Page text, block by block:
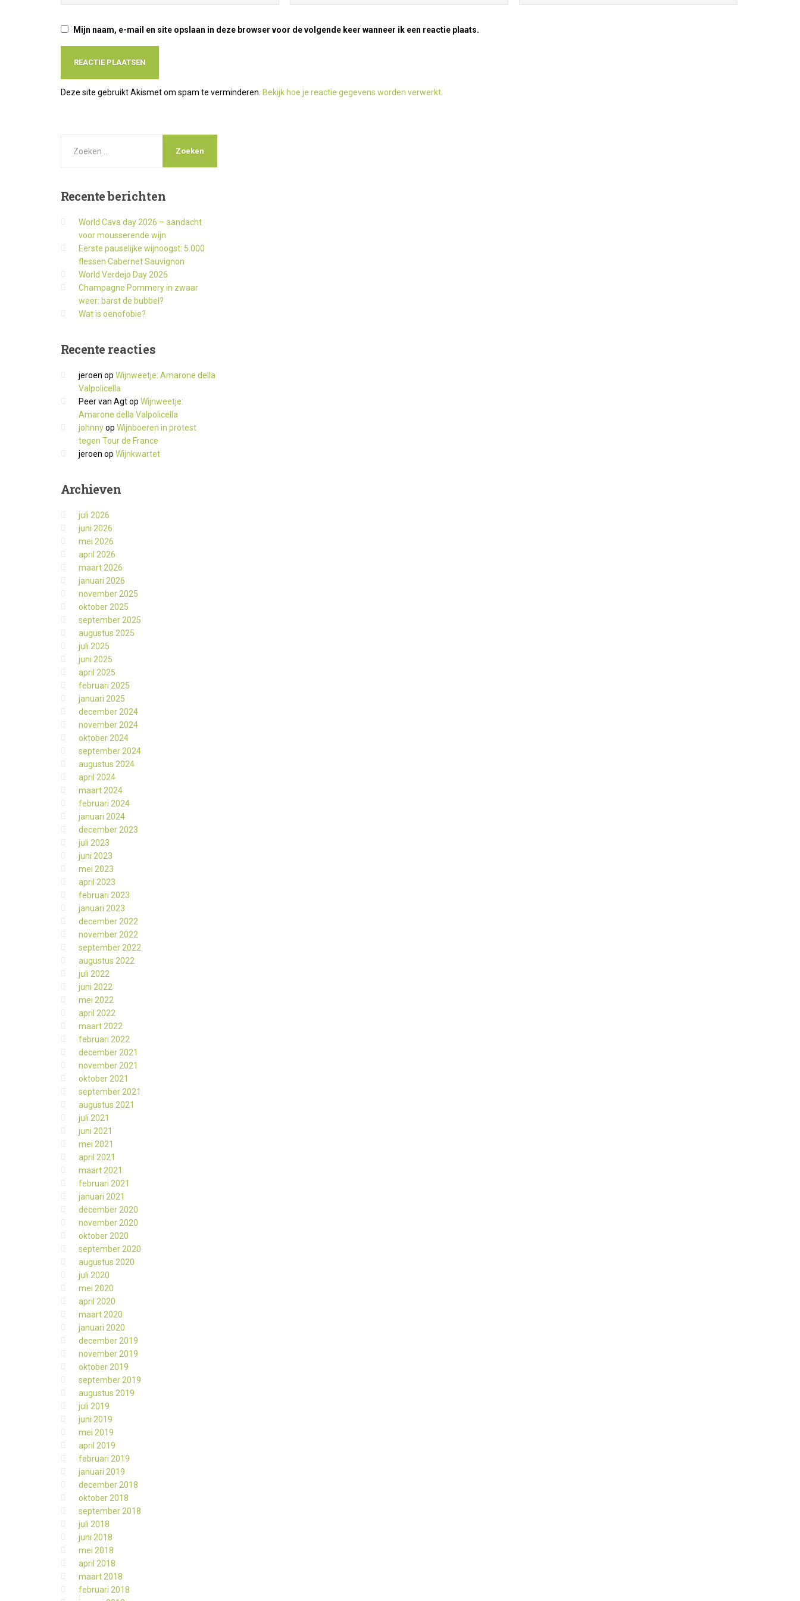
Mijn naam, e-mail en site opslaan in deze browser voor de volgende keer wanneer ik een reactie plaats.
Deze site gebruikt Akismet om spam te verminderen. Bekijk hoe je reactie gegevens worden verwerkt
Recenteberichten
World Cava day 2026 – aandacht
voor mousserende wijn
Eerste pauselijke wijnoogst: 5.000
flessen Cabernet Sauvignon
World Verdejo Day 2026
Champagne Pommery in zwaar
weer: barst de bubbel?
Wat is oenofobie?
Recente reacties
jeroen op Wijnweetje: Amarone della
Valpolicella
Peer van Agtop Wijnweetje:
Amarone della Valpolicella
johnnyop Wijnboeren in protest
tegen Tour de France
jeroen op Wijnkwartet
Archieven
juli 2026
juni 2026
mei 2026
april 2026
maart 2026
januari 2026
november 2025
oktober 2025
september 2025
augustus 2025
juli 2025
juni 2025
april 2025
februari 2025
januari 2025
december 2024
november 2024
oktober 2024
september 2024
augustus 2024
april 2024
maart 2024
februari 2024
januari 2024
december 2023
juli 2023
juni 2023
mei 2023
april 2023
februari 2023
januari 2023
december 2022
november 2022
september 2022
augustus 2022
juli 2022
juni 2022
mei 2022
april 2022
maart 2022
februari 2022
december 2021
november 2021
oktober 2021
september 2021
augustus 2021
juli 2021
juni 2021
mei 2021
april 2021
maart 2021
februari 2021
januari 2021
december 2020
november 2020
oktober 2020
september 2020
augustus 2020
juli 2020
mei 2020
april 2020
maart 2020
januari 2020
december 2019
november 2019
oktober 2019
september 2019
augustus 2019
juli 2019
juni 2019
mei 2019
april 2019
februari 2019
januari 2019
december 2018
oktober 2018
september 2018
juli 2018
juni 2018
mei 2018
april 2018
maart 2018
februari 2018